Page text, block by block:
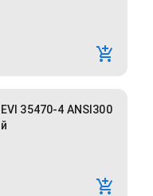
35470-4 ANSI300